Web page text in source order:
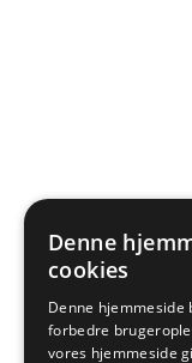
Denne
cookies
Denne
forbedre
vores hjemmeside